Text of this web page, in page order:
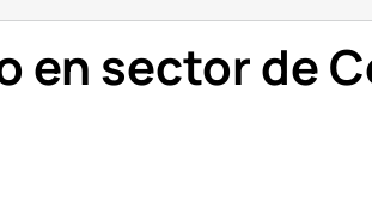
en sector de